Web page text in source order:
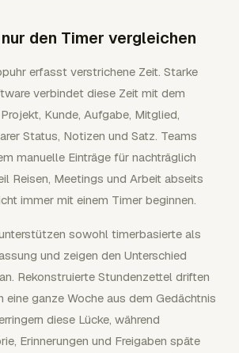
den Timer vergleichen
erfasst verstrichene Zeit. Starke
verbindet diese Zeit mit dem
Kunde, Aufgabe, Mitglied,
Status, Notizen und Satz. Teams
manuelle Einträge für nachträglich
Reisen, Meetings und Arbeit abseits
immer mit einem Timer beginnen.
sowohl timerbasierte als
und zeigen den Unterschied
Rekonstruierte Stundenzettel driften
eine ganze Woche aus dem Gedächtnis
diese Lücke, während
Erinnerungen und Freigaben späte